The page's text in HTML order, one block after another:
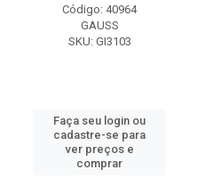
Código: 40964
GAUSS
SKU: GI3103
Faça seu login ou
cadastre-se para
ver preços e
comprar